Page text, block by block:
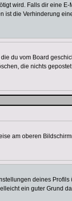
wird. Falls dir eine
die Verhinderung
du vom Board
die nichts
am oberen
deines
ein guter Grund